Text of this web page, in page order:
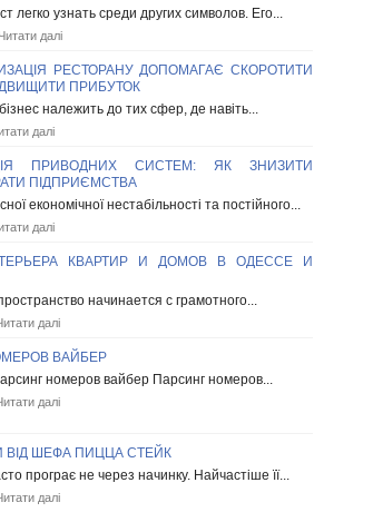
легко узнать среди других символов. Его...
Читати далі
РЕСТОРАНУ ДОПОМАГАЄ СКОРОТИТИ
ПРИБУТОК
належить до тих сфер, де навіть...
далі
ПРИВОДНИХ СИСТЕМ: ЯК ЗНИЗИТИ
ПІДПРИЄМСТВА
економічної нестабільності та постійного...
далі
КВАРТИР И ДОМОВ В ОДЕССЕ И
начинается с грамотного...
далі
ВАЙБЕР
номеров вайбер Парсинг номеров...
далі
ВІД ШЕФА ПИЦЦА СТЕЙК
програє не через начинку. Найчастіше її...
далі